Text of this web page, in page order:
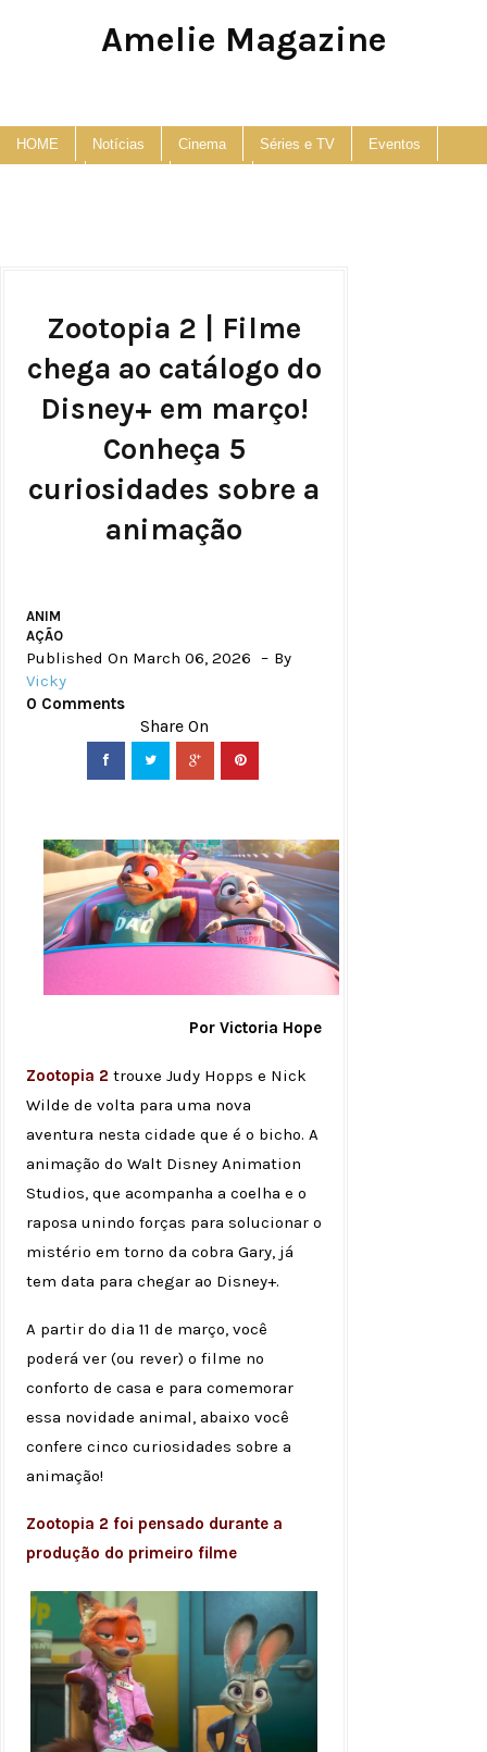
Amelie Magazine
HOME Notícias Cinema Séries e TV Eventos
Zootopia 2 | Filme
chega ao catálogo do
Disney+ em março!
Conheça 5
curiosidades sobre a
animação
ANIM
AÇÃO
Published On March 06, 2026
By
Vicky
0 Comments
Por Victoria Hope
Zootopia 2 trouxe Judy Hopps e Nick
Wilde de volta para uma nova
aventura nesta cidade que é o bicho. A
animação do Walt Disney Animation
Studios, que acompanha a coelha e o
raposa unindo forças para solucionar o
mistério em torno da cobra Gary, já
tem data para chegar ao Disney+.
A partir do dia 11 de março, você
poderá ver (ou rever) o filme no
conforto de casa e para comemorar
essa novidade animal, abaixo você
confere cinco curiosidades sobre a
animação!
Zootopia 2 foi pensado durante a
produção do primeiro filme